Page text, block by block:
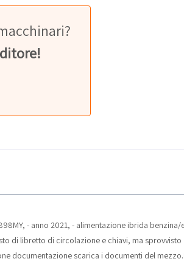
- anno 2021, - alimentazione ibrida
di libretto di circolazione e chiavi, ma sprovvisto
documentazione scarica i documenti del